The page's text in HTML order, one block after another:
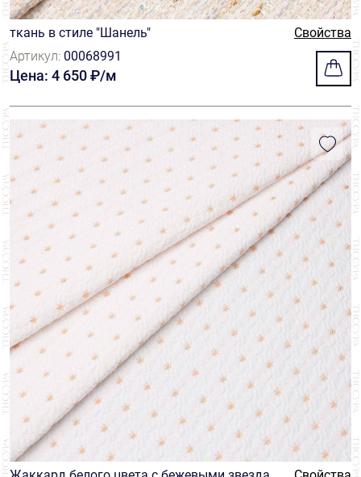
ткань в стиле "Шанель"
Свойства
Артикул: 00068991
Цена: 4 650 ₽/м